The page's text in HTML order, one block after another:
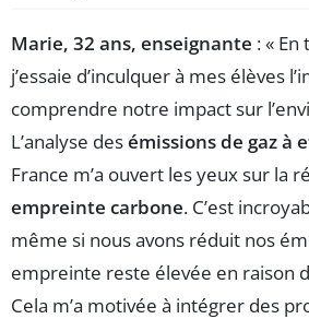
Marie, 32 ans, enseignante : «
j’essaie d’inculquer à mes élèves
comprendre notre impact sur
L’analyse desémissions de gaz à
France m’a ouvert les yeux sur la
empreinte carbone. C’est
même si nous avons réduit nos
empreinte reste élevée en raison
Cela m’a motivée à intégrer des